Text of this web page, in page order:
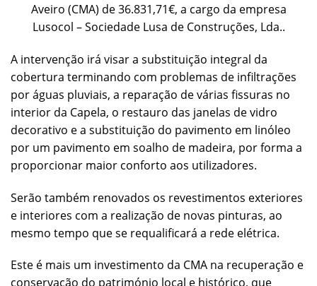
Aveiro (CMA) de 36.831,71€, a cargo da empresa
Lusocol – Sociedade Lusa de Construções, Lda..
A intervenção irá visar a substituição integral da
cobertura terminando com problemas de infiltrações
por águas pluviais, a reparação de várias fissuras no
interior da Capela, o restauro das janelas de vidro
decorativo e a substituição do pavimento em linóleo
por um pavimento em soalho de madeira, por forma a
proporcionar maior conforto aos utilizadores.
Serão também renovados os revestimentos exteriores
e interiores com a realização de novas pinturas, ao
mesmo tempo que se requalificará a rede elétrica.
Este é mais um investimento da CMA na recuperação e
conservação do património local e histórico, que